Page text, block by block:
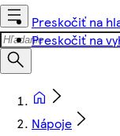
Preskočiť na
Preskočiť na
Nápoje